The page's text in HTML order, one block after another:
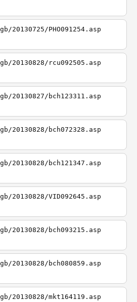
PHO091254.asp
20130828/rcu092505.asp
20130827/bch123311.asp
20130828/bch072328.asp
20130828/bch121347.asp
20130828/VID092645.asp
20130828/bch093215.asp
20130828/bch080859.asp
20130828/mkt164119.asp